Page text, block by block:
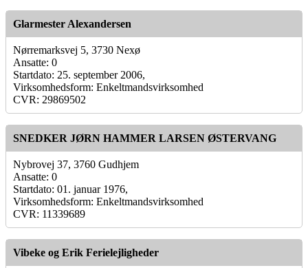
Glarmester Alexandersen
Nørremarksvej 5, 3730 Nexø
Ansatte: 0
Startdato: 25. september 2006,
Virksomhedsform: Enkeltmandsvirksomhed
CVR: 29869502
SNEDKER JØRN HAMMER LARSEN ØSTERVANG
Nybrovej 37, 3760 Gudhjem
Ansatte: 0
Startdato: 01. januar 1976,
Virksomhedsform: Enkeltmandsvirksomhed
CVR: 11339689
Vibeke og Erik Ferielejligheder